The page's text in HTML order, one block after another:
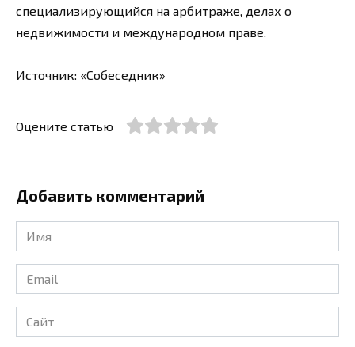
специализирующийся на арбитраже, делах о
недвижимости и международном праве.
Источник: «Собеседник»
Оцените статью
Добавить комментарий
Имя
*
Email
*
Сайт